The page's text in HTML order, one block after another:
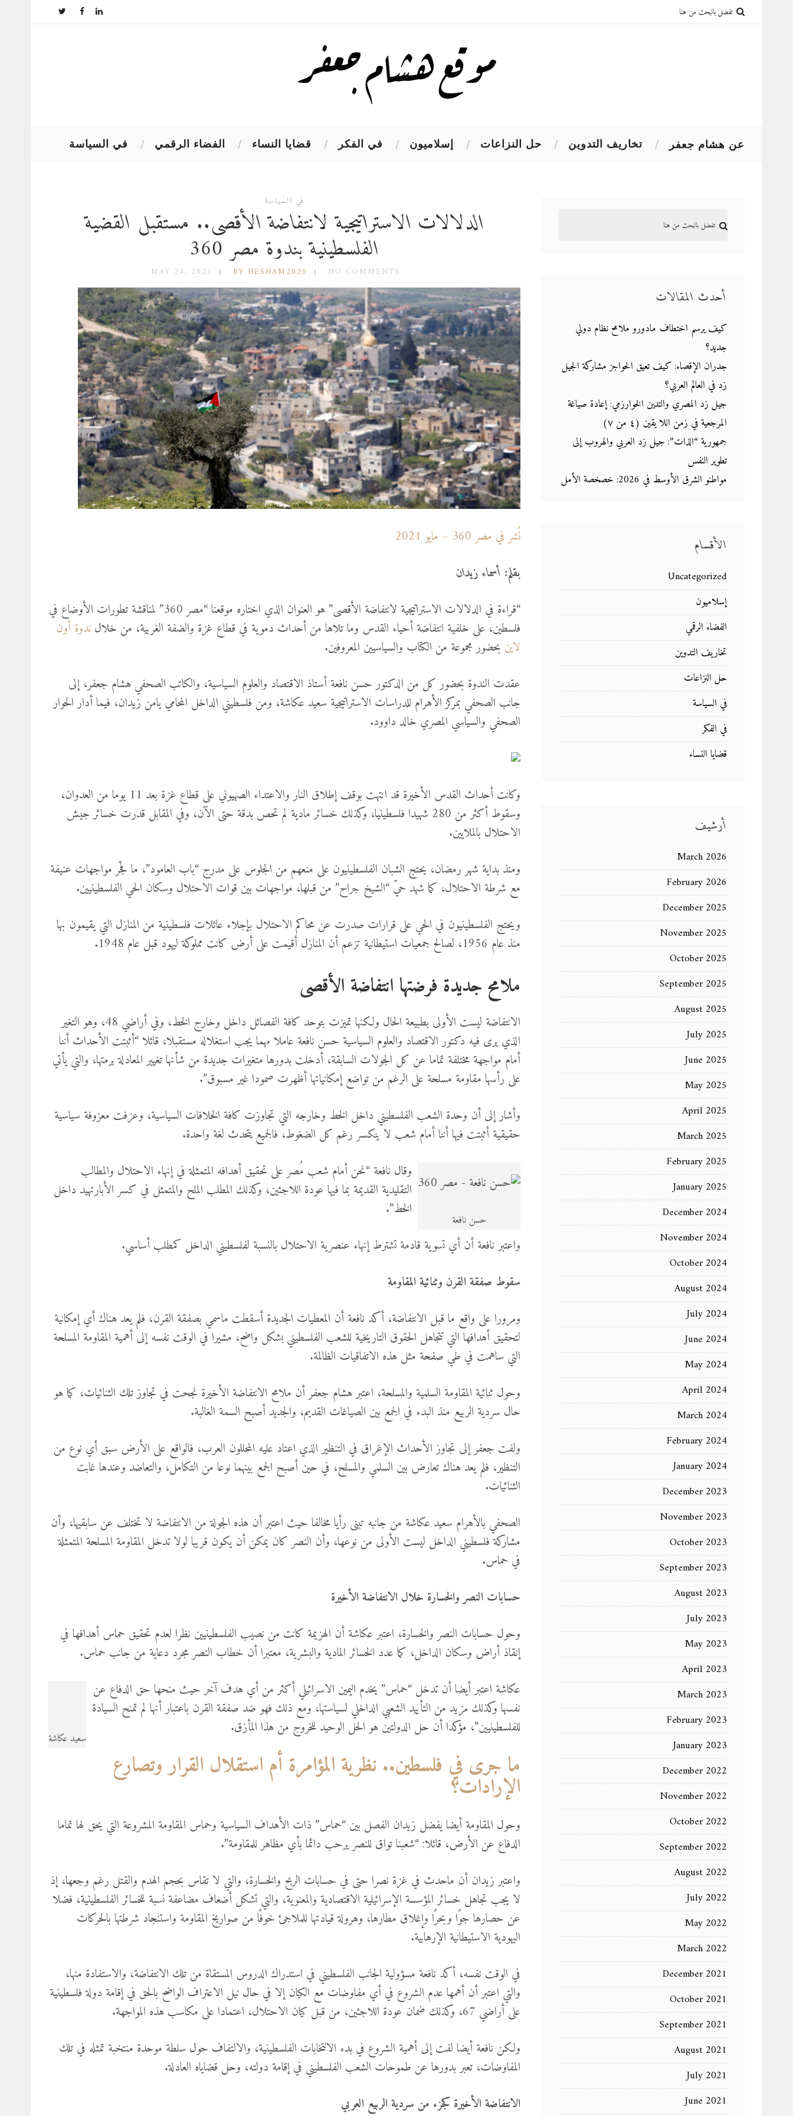
في السياسة الفضاء الرقمي قضايا النساء في الفكر إسلاميون حل النزاعات تخاريف التدوين عن هشام جعفر
في السياسة
الدلالات الاستراتيجية لانتفاضة الأقصى.. مستقبل القضية
الفلسطينية بندوة مصر 360
MAY 24, 2021 BY HESHAM2020 NO COMMENTS
نُشر في مصر 360 – مايو 2021
بقلم: أسماء زيدان
“قراءة في الدلالات الاستراتيجية لانتفاضة الأقصى” هو العنوان الذي اختاره موقعنا “مصر 360” لمناقشة تطورات الأوضاع في
فلسطين، على خلفية انتفاضة أحياء القدس وما تلاها من أحداث دموية في قطاع غزة والضفة الغربية، من خلال ندوة أون
لاين بحضور مجموعة من الكتاب والسياسيين المعروفين.
عقدت الندوة بحضور كل من الدكتور حسن نافعة أستاذ الاقتصاد والعلوم السياسية، والكاتب الصحفي هشام جعفر، إلى
جانب الصحفي بمركز الأهرام للدراسات الاستراتيجية سعيد عكاشة، ومن فلسطيني الداخل المحامي يامن زيدان، فيما أدار الحوار
الصحفي والسياسي المصري خالد داوود.
وكانت أحداث القدس الأخيرة قد انتهت بوقف إطلاق النار والاعتداء الصهيوني على قطاع غزة بعد 11 يوما من العدوان،
وسقوط أكثر من 280 شهيدا فلسطينيا، وكذلك خسائر مادية لم تحص بدقة حتى الآن، وفي المقابل قدرت خسائر جيش
الاحتلال بالملايين.
ومنذ بداية شهر رمضان، يحتج الشبان الفلسطينيون على منعهم من الجلوس على مدرج “باب العامود”، ما فجّر مواجهات عنيفة
مع شرطة الاحتلال، كما شهد حيّ “الشيخ جراح” من قبلها، مواجهات بين قوات الاحتلال وسكان الحي الفلسطينيين.
ويحتج الفلسطينيون في الحي على قرارات صدرت عن محاكم الاحتلال بإجلاء عائلات فلسطينية من المنازل التي يقيمون بها
منذ عام 1956، لصالح جمعيات استيطانية تزعم أن المنازل أقيمت على أرض كانت مملوكة ليهود قبل عام 1948.
ملامح جديدة فرضتها انتفاضة الأقصى
الانتفاضة ليست الأولى بطبيعة الحال ولكنها تميزت بتوحد كافة الفصائل داخل وخارج الخط، وفي أراضي 48، وهو التغير
الذي يرى فيه دكتور الاقتصاد والعلوم السياسية حسن نافعة عاملا مهما يجب استغلاله مستقبلا، قائلا “أثبتت الأحداث أننا
أمام مواجهة مختلفة تماما عن كل الجولات السابقة، أدخلت بدورها متغيرات جديدة من شأنها تغيير المعادلة برمتها، والتي يأتي
على رأسها مقاومة مسلحة على الرغم من تواضع إمكانياتها أظهرت صمودا غير مسبوق”.
وأشار إلى أن وحدة الشعب الفلسطيني داخل الخط وخارجه التي تجاوزت كافة الخلافات السياسية، وعزفت معزوفة سياسية
حقيقية أثبتت فيها أننا أمام شعب لا ينكسر رغم كل الضغوط، فالجميع يتحدث لغة واحدة.
حسن نافعة
وقال نافعة “نحن أمام شعب مُصر على تحقيق أهدافه المتمثلة في إنهاء الاحتلال والمطالب
التقليدية القديمة بما فيها عودة اللاجئين، وكذلك المطلب الملح والمتمثل في كسر الأبارتهيد داخل
الخط”.
واعتبر نافعة أن أي تسوية قادمة تشترط إنهاء عنصرية الاحتلال بالنسبة لفلسطيني الداخل كمطلب أساسي.
سقوط صفقة القرن وثنائية المقاومة
ومرورا على واقع ما قبل الانتفاضة، أكد نافعة أن المعطيات الجديدة أسقطت ماسمي بصفقة القرن، فلم يعد هناك أي إمكانية
لتحقيق أهدافها التي تتجاهل الحقوق التاريخية للشعب الفلسطيني بشكل واضح، مشيرا في الوقت نفسه إلى أهمية المقاومة المسلحة
التي ساهمت في طي صفحة مثل هذه الاتفاقيات الظالمة.
وحول ثنائية المقاومة السلمية والمسلحة، اعتبر هشام جعفر أن ملامح الانتفاضة الأخيرة نجحت في تجاوز تلك الثنائيات، كما هو
حال سردية الربيع منذ البدء في الجمع بين الصياغات القديم، والجديد أصبح السمة الغالبة.
ولفت جعفر إلى تجاوز الأحداث الإغراق في التنظير الذي اعتاد عليه المحللون العرب، فالواقع على الأرض سبق أي نوع من
التنظير، فلم يعد هناك تعارض بين السلمي والمسلح، في حين أصبح الجمع بينهما نوعا من التكامل، والتعاضد وعندها غابت
الثنائيات.
الصحفي بالأهرام سعيد عكاشة من جانبه تبنى رأيا مخالفا حيث اعتبر أن هذه الجولة من الانتفاضة لا تختلف عن سابقيها، وأن
مشاركة فلسطيني الداخل ليست الأولى من نوعها، وأن النصر كان يمكن أن يكون قريبا لولا تدخل المقاومة المسلحة المتمثلة
في حماس.
حسابات النصر والخسارة خلال الانتفاضة الأخيرة
وحول حسابات النصر والخسارة، اعتبر عكاشة أن الهزيمة كانت من نصيب الفلسطينيين نظرا لعدم تحقيق حماس أهدافها في
إنقاذ أراض وسكان الداخل، كما عدد الخسائر المادية والبشرية، معتبرا أن خطاب النصر مجرد دعاية من جانب حماس.
سعيد عكاشة
عكاشة اعتبر أيضا أن تدخل “حماس” يخدم اليمين الاسرائيلي أكثر من أي هدف آخر حيث منحها حق الدفاع عن
نفسها وكذلك مزيد من التأييد الشعبي الداخلي لسياستها، ومع ذلك فهو ضد صفقة القرن باعتبار أنها لم تمنح السيادة
للفلسطينيين”، مؤكدا أن حل الدولتين هو الحل الوحيد للخروج من هذا المأزق.
ما جرى في فلسطين.. نظرية المؤامرة أم استقلال القرار وتصارع
الإرادات؟
وحول المقاومة أيضا يفضل زيدان الفصل بين “حماس” ذات الأهداف السياسية وحماس المقاومة المشروعة التي يحق لها تماما
الدفاع عن الأرض، قائلا: “شعبنا تواق للنصر يرحب دائما بأي مظاهر للمقاومة”.
واعتبر زيدان أن ماحدث في غزة نصرا حتى في حسابات الربح والخسارة، والتي لا تقاس بحجم الهدم والقتل رغم وجعها، إذ
لا يجب تجاهل خسائر المؤسسة الإسرائيلية الاقتصادية والمعنوية، والتي تشكل أضعاف مضاعفة نسبة للخسائر الفلسطينية، فضلا
عن حصارها جوًا وبحرًا وإغلاق مطارها، وهرولة قيادتها للملاجئ خوفًا من صواريخ المقاومة واستنجاد شرطتها بالحركات
اليهودية الاستيطانية الإرهابية.
في الوقت نفسه، أكد نافعة مسؤولية الجانب الفلسطيني في استدراك الدروس المستقاة من تلك الانتفاضة، والاستفادة منها،
والتي اعتبر أن أهمها عدم الشروع في أي مفاوضات مع الكيان إلا في حال نيل الاعتراف الواضح بالحق في إقامة دولة فلسطينية
على أراضي 67، وكذلك ضمان عودة اللاجئين، من قبل كيان الاحتلال، اعتمادا على مكاسب هذه المواجهة.
ولكن نافعة أيضا لفت إلى أهمية الشروع في بدء الانتخابات الفلسطينية، والالتفاف حول سلطة موحدة منتخبة تمثله في تلك
المفاوضات، تعبر بدورها عن طموحات الشعب الفلسطيني في إقامة دولته، وحل قضاياه العادلة.
الانتفاضة الأخيرة كجزء من سردية الربيع العربي
أحدث المقالات
كيف يرسم اختطاف مادورو ملامح نظام دولي
جديد؟
جدران الإقصاء: كيف تعيق الحواجز مشاركة الجيل
زد في العالم العربي؟
جيل زد المصري والتدين الخوارزمي: إعادة صياغة
المرجعية في زمن اللا يقين (٤ من ٧)
جمهورية “الذات”: جيل زد العربي والهروب إلى
تطوير النفس
مواطنو الشرق الأوسط في 2026: خصخصة الأمل
الأقسام
Uncategorized
إسلاميون
الفضاء الرقمي
تخاريف التدوين
حل النزاعات
في السياسة
في الفكر
قضايا النساء
أرشيف
March 2026
February 2026
December 2025
November 2025
October 2025
September 2025
August 2025
July 2025
June 2025
May 2025
April 2025
March 2025
February 2025
January 2025
December 2024
November 2024
October 2024
August 2024
July 2024
June 2024
May 2024
April 2024
March 2024
February 2024
January 2024
December 2023
November 2023
October 2023
September 2023
August 2023
July 2023
May 2023
April 2023
March 2023
February 2023
January 2023
December 2022
November 2022
October 2022
September 2022
August 2022
July 2022
May 2022
March 2022
December 2021
October 2021
September 2021
August 2021
July 2021
June 2021